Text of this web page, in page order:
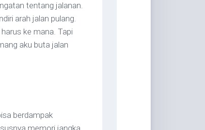
tentang jalanan.
arah jalan pulang.
ke mana. Tapi
aku buta jalan
berdampak
memori jangka